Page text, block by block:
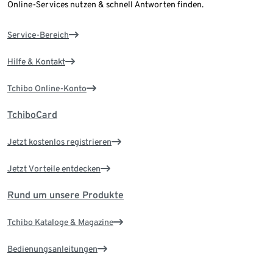
Online-Services nutzen & schnell Antworten finden.
Service-Bereich
Hilfe & Kontakt
Tchibo Online-Konto
TchiboCard
Jetzt kostenlos registrieren
Jetzt Vorteile entdecken
Rund um unsere Produkte
Tchibo Kataloge & Magazine
Bedienungsanleitungen